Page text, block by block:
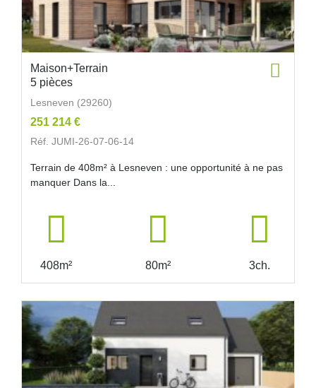
Maison+Terrain
5 pièces
Lesneven (29260)
251 214 €
Réf. JUMI-26-07-06-14
Terrain de 408m² à Lesneven : une opportunité à ne pas
manquer Dans la...
408m² 80m² 3ch.